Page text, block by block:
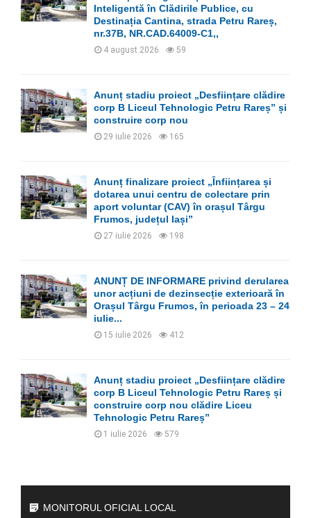
:
C
Inteligentă în Clădirile Publice, cu
Destinația Cantina, strada Petru Rareș,
nr.37B, NR.CAD.64009-C1,,
4 august 2026 59
Anunț stadiu proiect „Desființare clădire
corp B Liceul Tehnologic Petru Rareș” și
construire corp nou
29 iulie 2026 165
Anunț finalizare proiect „Înființarea și
dotarea unui centru de colectare prin
aport voluntar (CAV) în orașul Târgu
Frumos, județul Iași”
27 iulie 2026 198
ANUNȚ DE INFORMARE privind derularea
unor acțiuni de dezinsecție exterioară în
Orașul Târgu Frumos, în perioada 23 – 24
iulie...
15 iulie 2026 412
Anunț stadiu proiect „Desființare clădire
corp B Liceul Tehnologic Petru Rareș și
construire corp nou clădire Liceu
Tehnologic Petru Rareș”
1 iulie 2026 579
MONITORUL OFICIAL LOCAL